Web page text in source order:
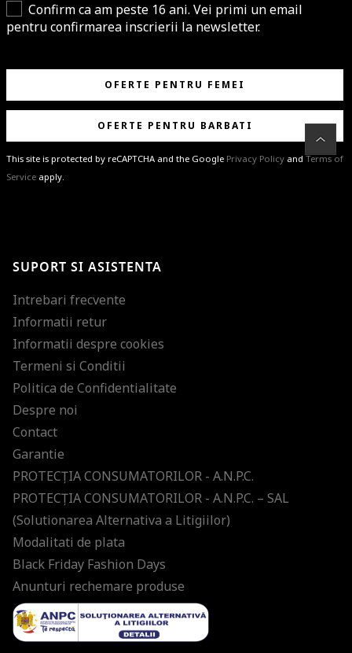
Confirm ca am peste 16 ani. Vei primi un email
pentru confirmarea inscrierii la newsletter.
OFERTE PENTRU FEMEI
OFERTE PENTRU BARBATI
This site is protected by reCAPTCHA and the Google Privacy Policy andTerms of
Service apply.
ultimele tendinte in moda!
SUPORT SI ASISTENTA
Intrebari frecvente
Informatii retur
Informatii despre cookies
Termeni si Conditii
Politica de Confidentialitate
Despre noi
Contact
Garantie
PROTECŢIA CONSUMATORILOR - A.N.P.C.
PROTECŢIA CONSUMATORILOR - A.N.P.C. – SAL
(Solutionarea Alternativa a Litigiilor)
Modalitati de plata
Black Friday Fashion Days
Anunturi rechemare produse